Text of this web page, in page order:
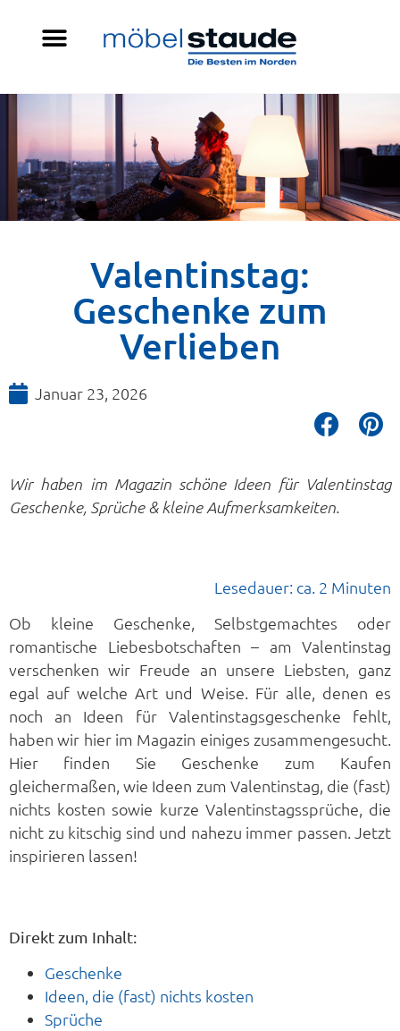
Valentinstag:
Geschenke zum
Verlieben
Januar 23, 2026
Wir haben im Magazin schöne Ideen für Valentinstag
Geschenke, Sprüche & kleine Aufmerksamkeiten.
Lesedauer: ca. 2 Minuten
Ob kleine Geschenke, Selbstgemachtes oder
romantische Liebesbotschaften – am Valentinstag
verschenken wir Freude an unsere Liebsten, ganz
egal auf welche Art und Weise. Für alle, denen es
noch an Ideen für Valentinstagsgeschenke fehlt,
haben wir hier im Magazin einiges zusammengesucht.
Hier finden Sie Geschenke zum Kaufen
gleichermaßen, wie Ideen zum Valentinstag, die (fast)
nichts kosten sowie kurze Valentinstagssprüche, die
nicht zu kitschig sind und nahezu immer passen. Jetzt
inspirieren lassen!
Direkt zum Inhalt:
Geschenke
Ideen, die (fast) nichts kosten
Sprüche